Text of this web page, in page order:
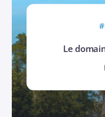
Le